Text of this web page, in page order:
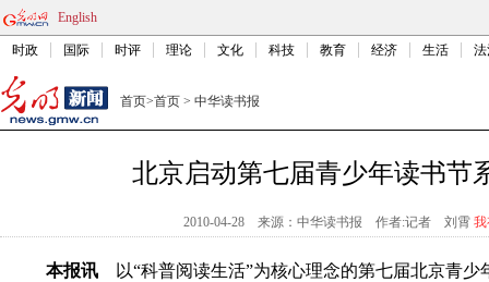
English
时政 国际 时评 理论 文化 科技 教育 经济 生活
首页>首页 > 中华读书报
北京启动第七届青少年读书节
2010-04-28 来源：中华读书报 作者:记者 刘霄
本报讯
以“科普阅读生活”为核心理念的第七届北京青